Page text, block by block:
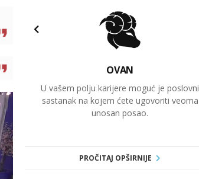
OVAN
U vašem polju karijere moguć je poslovni
sastanak na kojem ćete ugovoriti veoma
unosan posao.
PROČITAJ OPŠIRNIJE